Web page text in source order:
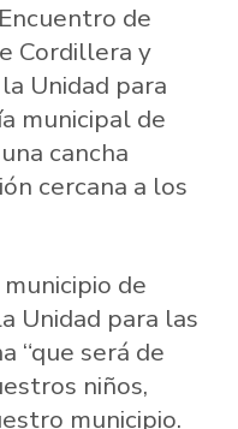
de
Cordillera y
Unidad para
municipal de
cancha
cercana a los
de
Unidad para las
“que será de
niños,
municipio.